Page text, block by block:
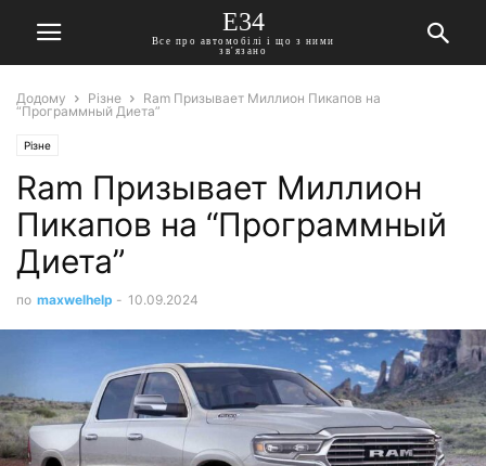
E34
Все про автомобілі і що з ними
зв'язано
Додому Різне
Ram Призывает Миллион Пикапов на
“Программный Диета”
Різне
Ram Призывает Миллион
Пикапов на “Программный
Диета”
по maxwelhelp - 10.09.2024